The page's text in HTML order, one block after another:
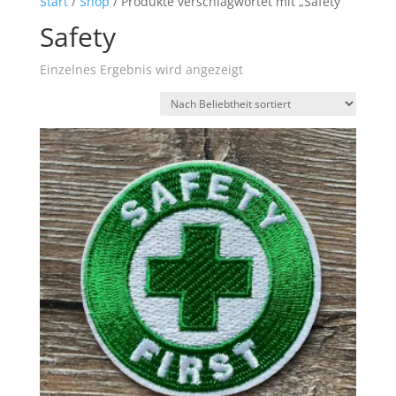
Safety
Einzelnes Ergebnis wird angezeigt